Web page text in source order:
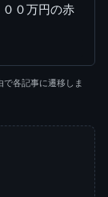
０万円の赤
各記事に遷移しま